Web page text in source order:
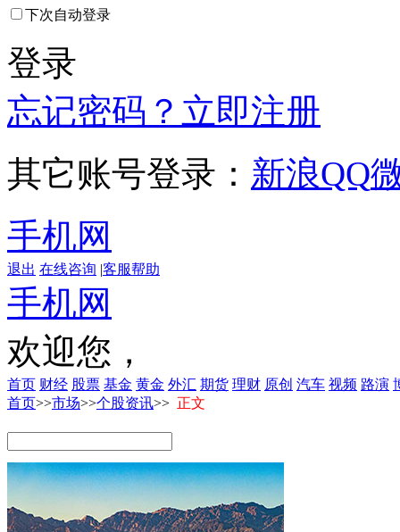
下次自动登录
登录
忘记密码？ 立即注册
其它账号登录： 新浪QQ
手机网
退出 在线咨询 |客服帮助
手机网
欢迎您，
首页 财经 股票 基金 黄金 外汇 期货 理财 原创 汽车 视频 路演
首页>>市场>>个股资讯>> 正文